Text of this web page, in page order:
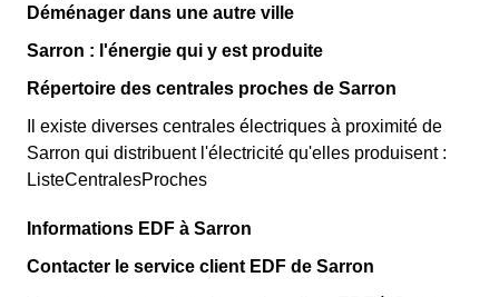
Déménager dans une autre ville
Sarron : l'énergie qui y est produite
Répertoire des centrales proches de Sarron
Il existe diverses centrales électriques à proximité de
Sarron qui distribuent l'électricité qu'elles produisent :
ListeCentralesProches
Informations EDF à Sarron
Contacter le service client EDF de Sarron